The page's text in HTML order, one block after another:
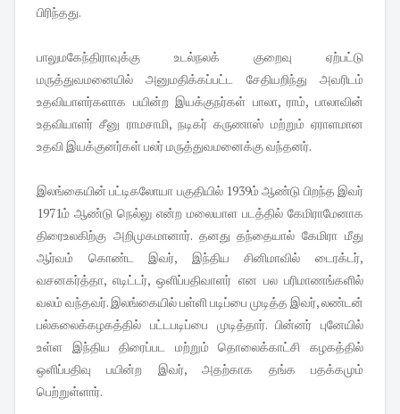
பிரிந்தது.
பாலுமகேந்திராவுக்கு உடல்நலக் குறைவு ஏற்பட்டு
மருத்துவமனையில் அனுமதிக்கப்பட்ட சேதியறிந்து அவரிடம்
உதவியாளர்களாக பயின்ற இயக்குநர்கள் பாலா, ராம், பாலாவின்
உதவியாளர் சீனு ராமசாமி, நடிகர் கருணாஸ் மற்றும் ஏராளமான
உதவி இயக்குனர்கள் பலர் மருத்துவமனைக்கு வந்தனர்.
இலங்கையின் பட்டிகலோயா பகுதியில் 1939ம் ஆண்டு பிறந்த இவர்
1971ம் ஆண்டு நெல்லு என்ற மலையாள படத்தில் கேமிராமேனாக
திரைஉலகிற்கு அறிமுகமானார். தனது தந்தையால் கேமிரா மீது
ஆர்வம் கொண்ட இவர், இந்திய சினிமாவில் டைரக்டர்,
வசனகர்த்தா, எடிட்டர், ஒளிப்பதிவாளர் என பல பரிமாணங்களில்
வலம் வந்தவர். இலங்கையில் பள்ளி படிப்பை முடித்த இவர், லண்டன்
பல்கலைக்கழகத்தில் பட்டபடிப்பை முடித்தார். பின்னர் புனேயில்
உள்ள இந்திய திரைப்பட மற்றும் தொலைக்காட்சி கழகத்தில்
ஒளிப்பதிவு பயின்ற இவர், அதற்காக தங்க பதக்கமும்
பெற்றுள்ளார்.